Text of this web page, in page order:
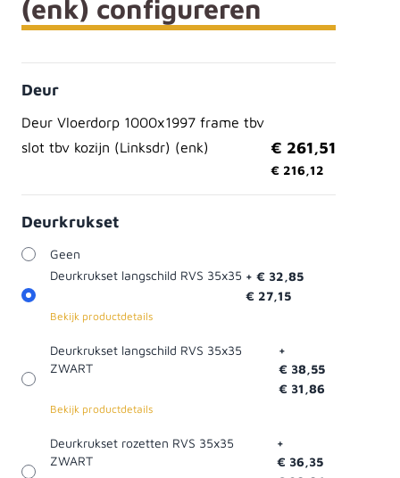
(enk) configureren
Deur
Deur Vloerdorp 1000x1997 frame tbv
slot tbv kozijn (Linksdr) (enk)
€ 261,51
€ 216,12
Deurkrukset
Geen
Deurkrukset langschild RVS 35x35 + € 32,85
€ 27,15
Bekijk productdetails
Deurkrukset langschild RVS 35x35
ZWART
+
€ 38,55
€ 31,86
Bekijk productdetails
Deurkrukset rozetten RVS 35x35
ZWART
+
€ 36,35